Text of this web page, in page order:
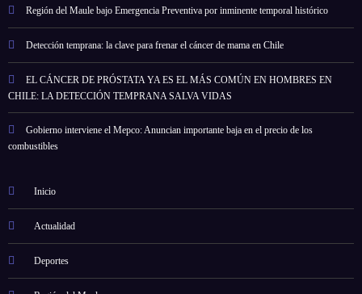
Región del Maule bajo Emergencia Preventiva por inminente temporal histórico
Detección temprana: la clave para frenar el cáncer de mama en Chile
EL CÁNCER DE PRÓSTATA YA ES EL MÁS COMÚN EN HOMBRES EN
CHILE: LA DETECCIÓN TEMPRANA SALVA VIDAS
Gobierno interviene el Mepco: Anuncian importante baja en el precio de los
combustibles
Inicio
Actualidad
Deportes